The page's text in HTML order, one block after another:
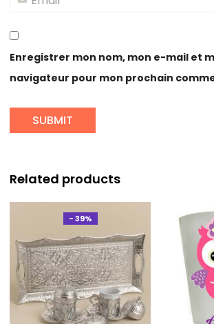
Enregistrer mon nom, mon e-mail et
navigateur pour mon prochain
Related products
- 39%